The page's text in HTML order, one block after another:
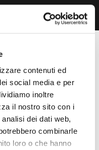
contenuti ed
social media e per
inoltre
il nostro sito con i
dei dati web,
combinarle
loro o che hanno